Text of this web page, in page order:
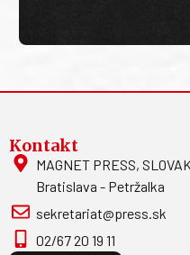
Kontakt
MAGNET PRESS,
Bratislava - Petržalka
sekretariat@press.sk
02/67 20 19 11